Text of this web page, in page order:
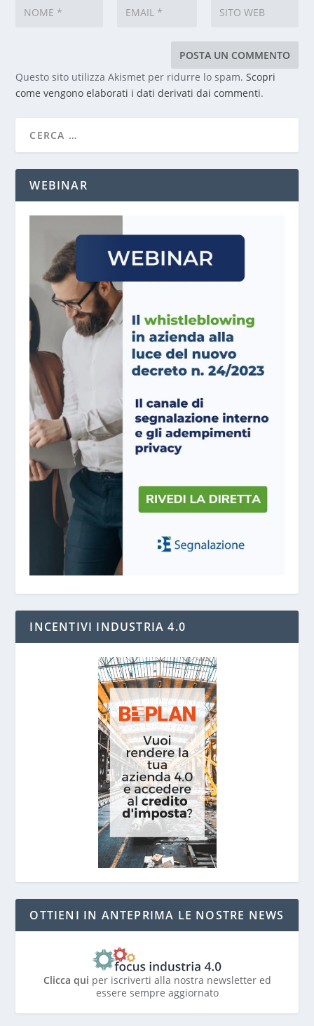
Questo sito utilizza Akismet per ridurre lo spam.Scopri
come vengono elaborati i dati derivati dai commenti.
WEBINAR
INCENTIVI INDUSTRIA 4.0
OTTIENI IN ANTEPRIMA LE NOSTRE NEWS
Clicca qui per iscriverti alla nostra newsletter ed
essere sempre aggiornato